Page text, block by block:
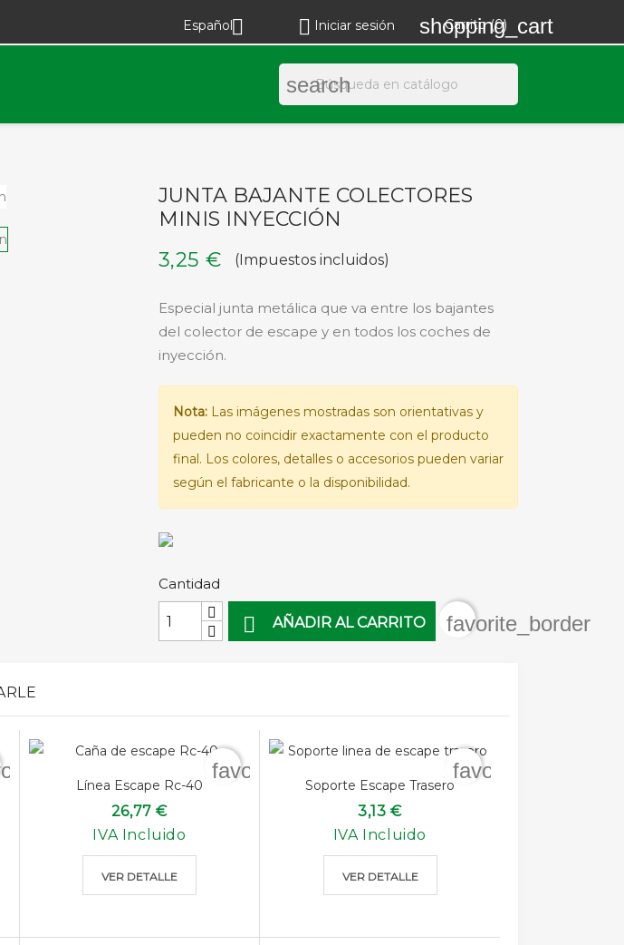
Español  Iniciar sesión shopping_cart
Carrito (0)
search
JUNTA BAJANTE COLECTORES
MINIS INYECCIÓN
3,25 €
(Impuestos incluidos)
Especial junta metálica que va entre los bajantes
del colector de escape y en todos los coches de
inyección.
Nota:Las imágenes mostradas son orientativas y
pueden no coincidir exactamente con el producto
final. Los colores, detalles o accesorios pueden variar
según el fabricante o la disponibilidad.
Cantidad
 AÑADIR AL CARRITO favorite_border
Línea Escape Rc-40
26,77 €
IVA Incluido
VER DETALLE
favorite_border
Soporte Escape Trasero
3,13 €
IVA Incluido
VER DETALLE
favorite_border